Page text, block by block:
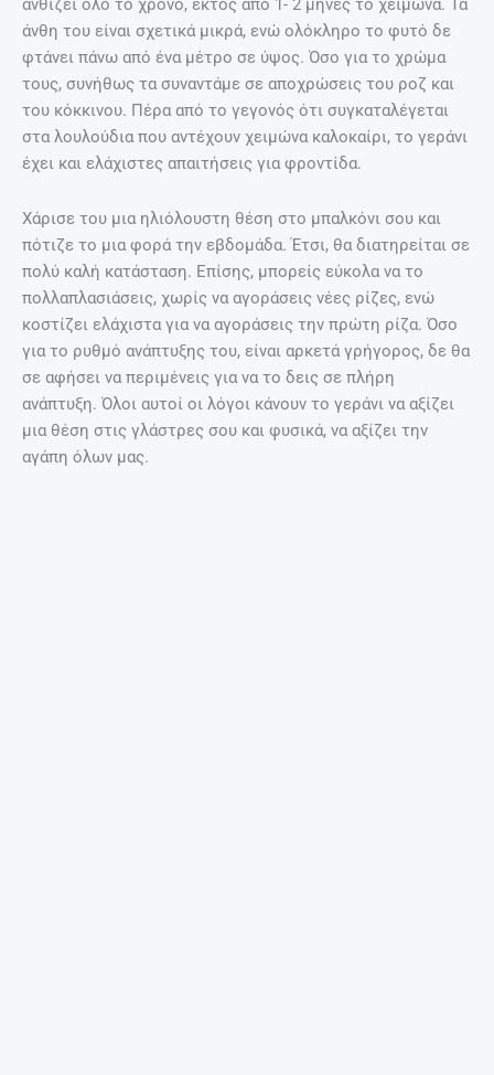
ανθίζει όλο το χρόνο, εκτός από 1- 2 μήνες το χειμώνα. Τα
άνθη του είναι σχετικά μικρά, ενώ ολόκληρο το φυτό δε
φτάνει πάνω από ένα μέτρο σε ύψος. Όσο για το χρώμα
τους, συνήθως τα συναντάμε σε αποχρώσεις του ροζ και
του κόκκινου. Πέρα από το γεγονός ότι συγκαταλέγεται
στα λουλούδια που αντέχουν χειμώνα καλοκαίρι, το γεράνι
έχει και ελάχιστες απαιτήσεις για φροντίδα.
Χάρισε του μια ηλιόλουστη θέση στο μπαλκόνι σου και
πότιζε το μια φορά την εβδομάδα. Έτσι, θα διατηρείται σε
πολύ καλή κατάσταση. Επίσης, μπορείς εύκολα να το
πολλαπλασιάσεις, χωρίς να αγοράσεις νέες ρίζες, ενώ
κοστίζει ελάχιστα για να αγοράσεις την πρώτη ρίζα. Όσο
για το ρυθμό ανάπτυξης του, είναι αρκετά γρήγορος, δε θα
σε αφήσει να περιμένεις για να το δεις σε πλήρη
ανάπτυξη. Όλοι αυτοί οι λόγοι κάνουν το γεράνι να αξίζει
μια θέση στις γλάστρες σου και φυσικά, να αξίζει την
αγάπη όλων μας.